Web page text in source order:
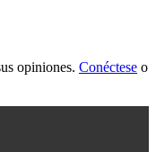
opiniones. Conéctese o